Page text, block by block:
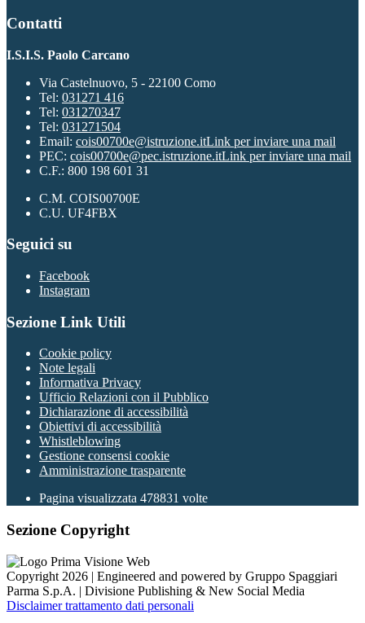
Contatti
I.S.I.S. Paolo Carcano
Via Castelnuovo, 5 - 22100 Como
Tel: 031271 416
Tel: 031270347
Tel: 031271504
Email: cois00700e@istruzione.itLink per inviare una mail
PEC: cois00700e@pec.istruzione.itLink per inviare una mail
C.F.: 800 198 601 31
C.M. COIS00700E
C.U. UF4FBX
Seguici su
Facebook
Instagram
Sezione Link Utili
Cookie policy
Note legali
Informativa Privacy
Ufficio Relazioni con il Pubblico
Dichiarazione di accessibilità
Obiettivi di accessibilità
Whistleblowing
Gestione consensi cookie
Amministrazione trasparente
Pagina visualizzata 478831 volte
Sezione Copyright
Copyright 2026 | Engineered and powered by Gruppo Spaggiari
Parma S.p.A. | Divisione Publishing & New Social Media
Disclaimer trattamento dati personali